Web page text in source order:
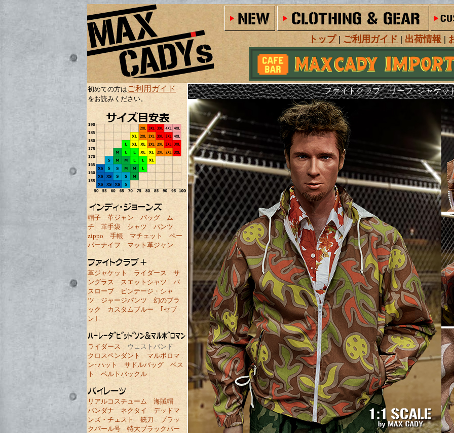
トップ| ご利用ガイド | 出荷情報 |
初めての方は ご利用ガイド
をお読みください。
帽子 革ジャン バッグ
ム
チ
革手袋 シャツ
パンツ
zippo
手帳 マチェット
ペー
パーナイフ
マット革ジャン
革ジャケット ライダース
サ
ングラス
スエットシャツ
バ
スローブ
ビンテージ・シャ
ツ
ジャージパンツ
幻のブラ
ック
カスタムブルー
｢セブ
ン｣
ライダース
ウェストバンド
クロスペンダント
マルボロマ
ン･ハット
サドルバッグ
ベス
ト
ベルトバックル
リアルコスチューム
海賊帽
バンダナ
ネクタイ
デッドマ
ンズ・チェスト
銃刀
ブラッ
クパール号
特大ブラックパー
ファイトクラブ リーフ･ジャケッ